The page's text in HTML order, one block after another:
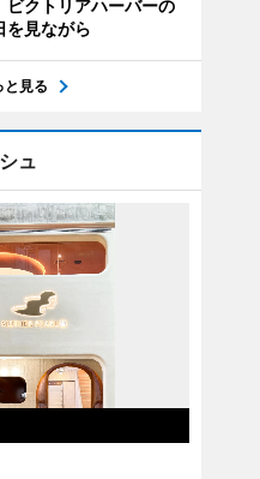
クトリアハーバーの
を見ながら
と見る
ュ